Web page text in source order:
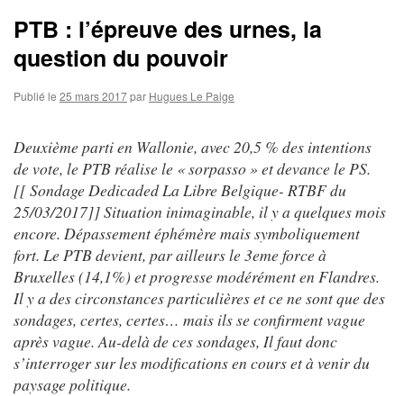
PTB : l’épreuve des urnes, la
question du pouvoir
Publié le 25 mars 2017par Hugues Le Paige
Deuxième parti en Wallonie, avec 20,5 % des intentions
de vote, le PTB réalise le « sorpasso » et devance le PS.
[[ Sondage Dedicaded La Libre Belgique- RTBF du
25/03/2017]] Situation inimaginable, il y a quelques mois
encore. Dépassement éphémère mais symboliquement
fort. Le PTB devient, par ailleurs le 3eme force à
Bruxelles (14,1%) et progresse modérément en Flandres.
Il y a des circonstances particulières et ce ne sont que des
sondages, certes, certes… mais ils se confirment vague
après vague. Au-delà de ces sondages, Il faut donc
s’interroger sur les modifications en cours et à venir du
paysage politique.